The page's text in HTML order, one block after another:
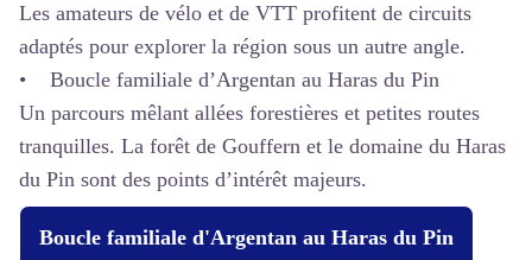
Les amateurs de vélo et de VTT profitent de circuits
adaptés pour explorer la région sous un autre angle.
• Boucle familiale d’Argentan au Haras du Pin
Un parcours mêlant allées forestières et petites routes
tranquilles. La forêt de Gouffern et le domaine du Haras
du Pin sont des points d’intérêt majeurs.
Boucle familiale d'Argentan au Haras du Pin